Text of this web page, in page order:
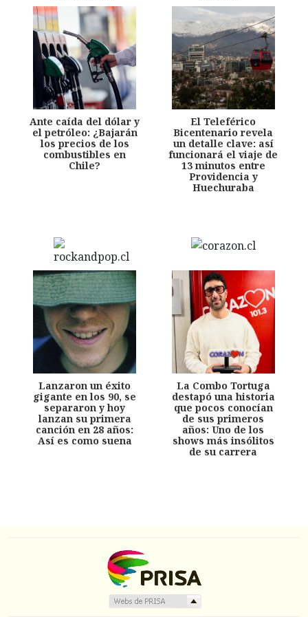
Ante caída del dólar y
el petróleo: ¿Bajarán
los precios de los
combustibles en
Chile?
El Teleférico
Bicentenario revela
un detalle clave: así
funcionará el viaje de
13 minutos entre
Providencia y
Huechuraba
Lanzaron un éxito
gigante en los 90, se
separaron y hoy
lanzan su primera
canción en 28 años:
Así es como suena
La Combo Tortuga
destapó una historia
que pocos conocían
de sus primeros
años: Uno de los
shows más insólitos
de su carrera